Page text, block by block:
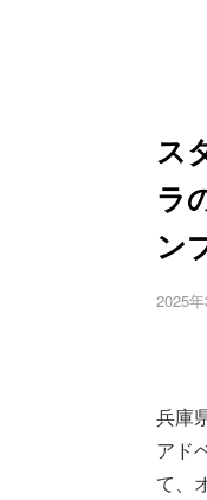
ス
ラ
ン
2025
兵庫
アド
て、